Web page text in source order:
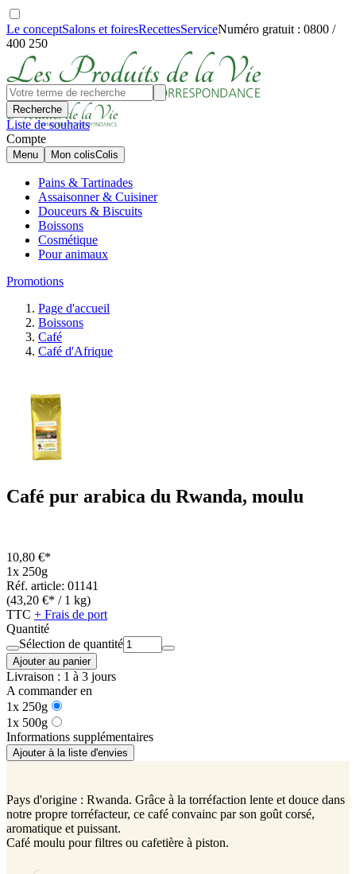
Le conceptSalons et foiresRecettesServiceNuméro gratuit : 0800 /
400 250
Recherche
Liste de souhaits
Compte
Menu Mon colisColis
Pains & Tartinades
Assaisonner & Cuisiner
Douceurs & Biscuits
Boissons
Cosmétique
Pour animaux
Promotions
Page d'accueil
Boissons
Café
Café d'Afrique
Café pur arabica du Rwanda, moulu
10,80 €*
1x 250g
Réf. article: 01141
(43,20 €* / 1 kg)
TTC + Frais de port
Quantité
Sélection de quantité
Ajouter au panier
Livraison : 1 à 3 jours
A commander en
1x 250g
1x 500g
Informations supplémentaires
Ajouter à la liste d'envies
Pays d'origine : Rwanda. Grâce à la torréfaction lente et douce dans
notre propre torréfacteur, ce café convainc par son goût corsé,
aromatique et puissant.
Café moulu pour filtres ou cafetière à piston.